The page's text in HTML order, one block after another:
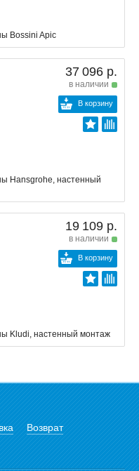
Bossini Apic
37 096 р.
в наличии
В корзину
Hansgrohe, настенный
19 109 р.
в наличии
В корзину
Kludi, настенный монтаж
Возврат